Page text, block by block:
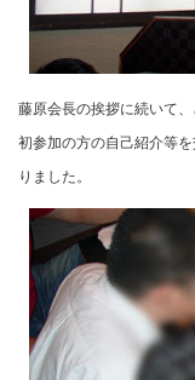
藤原会長の挨拶に続いて
初参加の方の自己紹介等
りました。